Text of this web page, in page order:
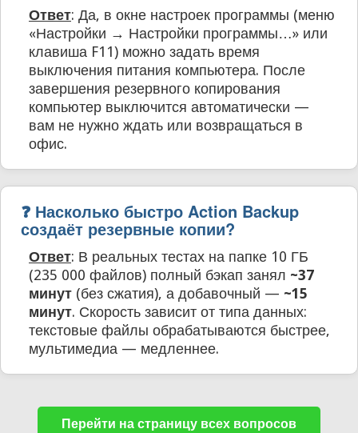
Ответ: Да, в окне настроек программы (меню
«Настройки → Настройки программы…» или
клавиша F11) можно задать время
выключения питания компьютера. После
завершения резервного копирования
компьютер выключится автоматически —
вам не нужно ждать или возвращаться в
офис.
❓ Насколько быстро Action Backup
создаёт резервные копии?
Ответ: В реальных тестах на папке 10 ГБ
(235 000 файлов) полный бэкап занял ~37
минут (без сжатия), а добавочный — ~15
минут. Скорость зависит от типа данных:
текстовые файлы обрабатываются быстрее,
мультимедиа — медленнее.
Перейти на страницу всех вопросов